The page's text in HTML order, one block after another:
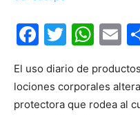
Twitter
El uso diario de
lociones corporales
protectora que rodea al